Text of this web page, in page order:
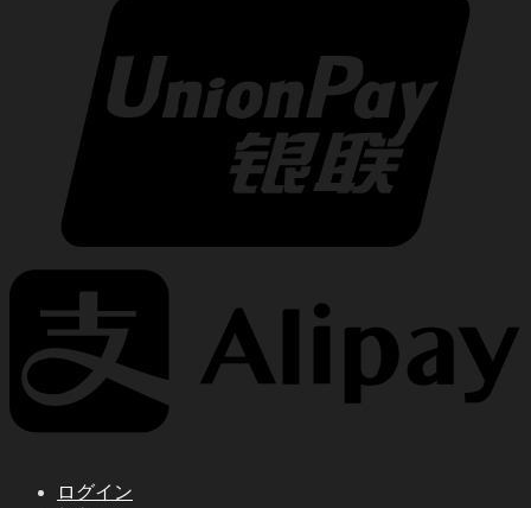
ログイン